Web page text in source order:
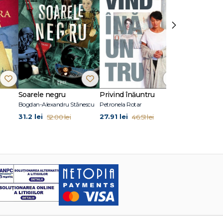
Soarele negru
Bogdan-Alexandru Stănescu
31.2 lei 52.00 lei
Privind înăuntru
Petronela Rotar
27.91 lei 46.51 lei
›